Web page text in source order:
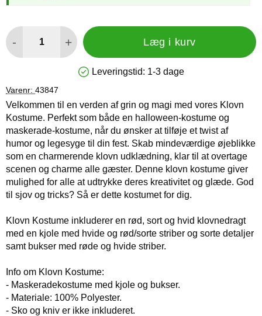
- + Læg i kurv
Produkttilgængelighed: På lager
Leveringstid: 1-3 dage
Varenr: 43847
Velkommen til en verden af grin og magi med vores Klovn
Kostume. Perfekt som både en halloween-kostume og
maskerade-kostume, når du ønsker at tilføje et twist af
humor og legesyge til din fest. Skab mindeværdige øjeblikke
som en charmerende klovn udklædning, klar til at overtage
scenen og charme alle gæster. Denne klovn kostume giver
mulighed for alle at udtrykke deres kreativitet og glæde. God
til sjov og tricks? Så er dette kostumet for dig.
Klovn Kostume inkluderer en rød, sort og hvid klovnedragt
med en kjole med hvide og rød/sorte striber og sorte detaljer
samt bukser med røde og hvide striber.
Info om Klovn Kostume:
- Maskeradekostume med kjole og bukser.
- Materiale: 100% Polyester.
- Sko og kniv er ikke inkluderet.